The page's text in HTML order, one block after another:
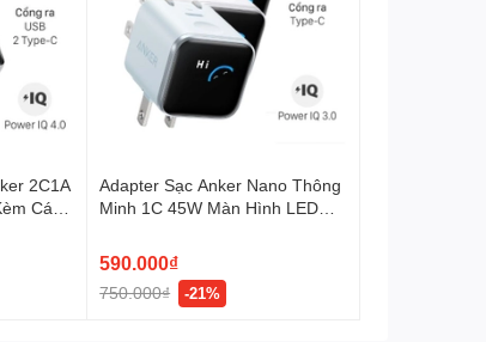
2C1A
Cáp
Adapter Sạc Anker Nano Thông
Minh 1C 45W Màn Hình LED
590.000₫
750.000₫ -21%